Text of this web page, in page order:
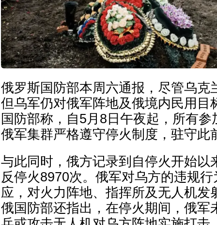
俄罗斯国防部本周六通报，尽管乌克
但乌军仍对俄军阵地及俄境内民用目
国防部称，自5月8日午夜起，所有
俄军集群严格遵守停火制度，驻守此
与此同时，俄方记录到自停火开始以
反停火8970次。俄军对乌方的违规
应，对火力阵地、指挥所及无人机发
俄国防部还指出，在停火期间，俄军